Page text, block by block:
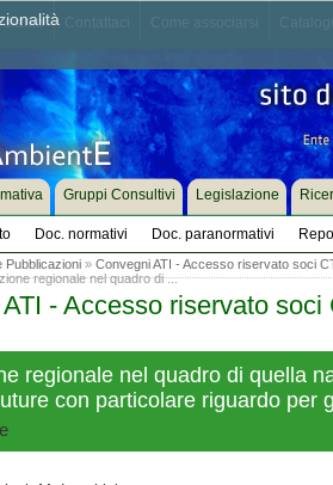
siamo
Gruppi Consultivi Legislazione
Doc. normativi Doc. paranormativi
Pubblicazioni» Convegni ATI - Accesso riservato soci
regionale nel quadro di ...
- Accesso riservato soci
regionale nel quadro di quella
con particolare riguardo per